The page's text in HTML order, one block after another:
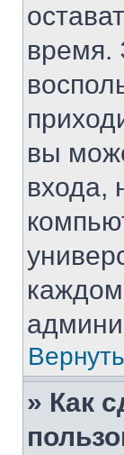
время.
вы
входа,
каждом
» Как